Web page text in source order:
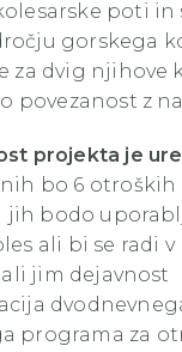
poti
gorskega
za dvig njihove
povezanost z
projekta je
bo 6 otroških
jih bodo
ali bi se radi v
jim dejavnost
programa za